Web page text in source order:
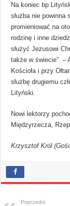
Na koniec bp
służba nie
promieniować na
rodzinę i inne
służyć Jezusowi
także w świecie”. –
Kościoła i przy
służbę drugiemu
Lityński.
Nowi lektorzy
Międzyrzecza,
Krzysztof Król
Poprzedni